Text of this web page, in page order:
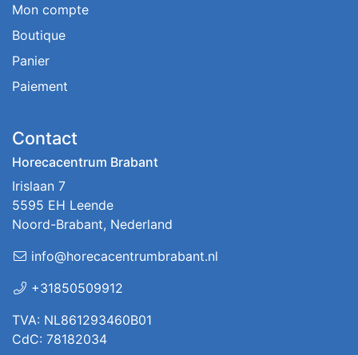
Mon compte
Boutique
Panier
Paiement
Contact
Horecacentrum Brabant
Irislaan 7
5595 EH Leende
Noord-Brabant, Nederland
info@horecacentrumbrabant.nl
+31850509912
TVA: NL861293460B01
CdC: 78182034